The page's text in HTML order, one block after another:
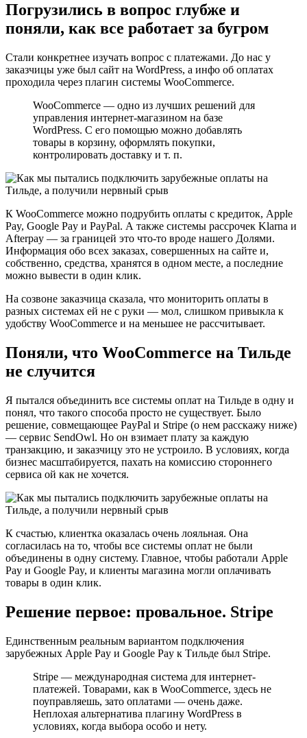
Погрузились в вопрос глубже и
поняли, как все работает за бугром
Стали конкретнее изучать вопрос с платежами. До нас у
заказчицы уже был сайт на WordPress, а инфо об оплатах
проходила через плагин системы WooCommerce.
WooCommerce — одно из лучших решений для
управления интернет-магазином на базе
WordPress. С его помощью можно добавлять
товары в корзину, оформлять покупки,
контролировать доставку и т. п.
К WooCommerce можно подрубить оплаты с кредиток, Apple
Pay, Google Pay и PayPal. А также системы рассрочек Klarna и
Afterpay — за границей это что-то вроде нашего Долями.
Информация обо всех заказах, совершенных на сайте и,
собственно, средства, хранятся в одном месте, а последние
можно вывести в один клик.
На созвоне заказчица сказала, что мониторить оплаты в
разных системах ей не с руки — мол, слишком привыкла к
удобству WooCommerce и на меньшее не рассчитывает.
Поняли, что WooCommerce на Тильде
не случится
Я пытался объединить все системы оплат на Тильде в одну и
понял, что такого способа просто не существует. Было
решение, совмещающее PayPal и Stripe (о нем расскажу ниже)
— сервис SendOwl. Но он взимает плату за каждую
транзакцию, и заказчицу это не устроило. В условиях, когда
бизнес масштабируется, пахать на комиссию стороннего
сервиса ой как не хочется.
К счастью, клиентка оказалась очень лояльная. Она
согласилась на то, чтобы все системы оплат не были
объединены в одну систему. Главное, чтобы работали Apple
Pay и Google Pay, и клиенты магазина могли оплачивать
товары в один клик.
Решение первое: провальное. Stripe
Единственным реальным вариантом подключения
зарубежных Apple Pay и Google Pay к Тильде был Stripe.
Stripe — международная система для интернет-
платежей. Товарами, как в WooCommerce, здесь не
поуправляешь, зато оплатами — очень даже.
Неплохая альтернатива плагину WordPress в
условиях, когда выбора особо и нету.